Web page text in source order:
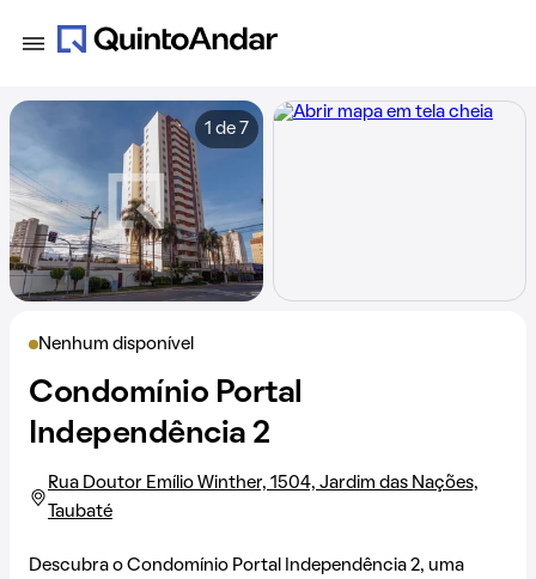
Nenhum disponível
Condomínio Portal
Independência 2
Rua Doutor Emílio Winther, 1504, Jardim das Nações,
Taubaté
Descubra o Condomínio Portal Independência 2, uma
1 de 7